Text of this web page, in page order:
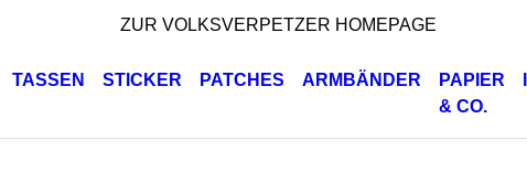
ZUR VOLKSVERPETZER HOMEPAGE
TASSEN STICKER PATCHES ARMBÄNDER
PAPIER
& CO.